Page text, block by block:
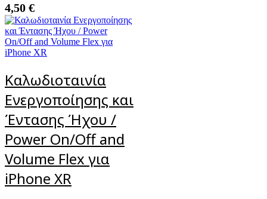
4,50 €
Καλωδιοταινία
Ενεργοποίησης και
Έντασης Ήχου /
Power On/Off and
Volume Flex για
iPhone XR